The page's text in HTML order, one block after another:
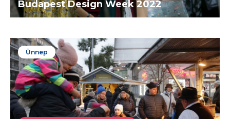
Budapest Design Week 2022
Ünnep